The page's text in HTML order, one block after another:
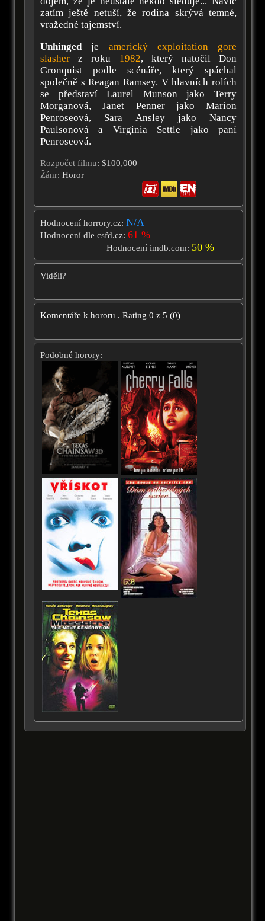
zatím ještě netuší, že rodina skrývá temné,
vražedné tajemství.
Unhinged je americký exploitation
gore
slasher z roku 1982, který natočil Don
Gronquist podle scénáře, který spáchal
společně s Reagan Ramsey. V hlavních rolích
se představí Laurel Munson jako Terry
Morganová, Janet Penner jako Marion
Penroseová, Sara Ansley jako Nancy
Paulsonová a Virginia Settle jako paní
Penroseová.
Rozpočet filmu: $100,000
Žánr: Horor
Hodnocení horrory.cz: N/A
Hodnocení dle csfd.cz: 61 %
Hodnocení imdb.com: 50 %
Viděli?
Komentáře k hororu . Rating 0 z 5 (0)
Podobné horory: